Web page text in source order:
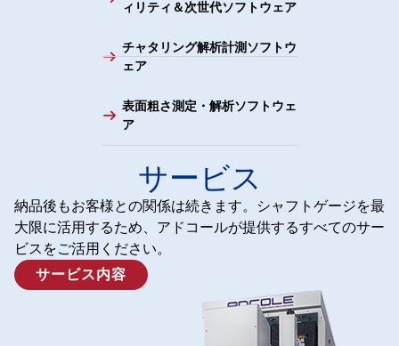
ィリティ＆次世代ソフトウェア
チャタリング解析計測ソフトウ
ェア
表面粗さ測定・解析ソフトウェ
ア
サービス
納品後もお客様との関係は続きます。シャフトゲージを最
大限に活用するため、アドコールが提供するすべてのサー
ビスをご活用ください。
サービス内容